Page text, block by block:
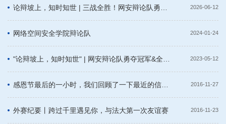
2026-06-12
网络空间安全学院辩论队 2024-01-24
"论辩坡上，知时知世" | 网安辩论队勇夺冠军&全程最佳 2023-05-12
感恩节最后的一小时，我们回顾了一下最近的信科辩论队 2016-11-27
外赛纪要丨跨过千里遇见你，与法大第一次友谊赛 2016-11-23